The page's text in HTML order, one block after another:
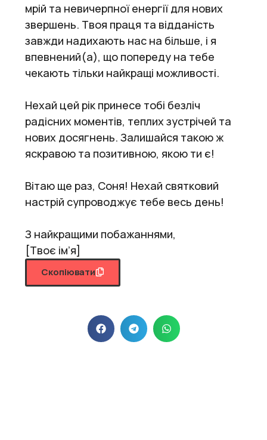
мрій та невичерпної енергії для нових
звершень. Твоя праця та відданість
завжди надихають нас на більше, і я
впевнений(а), що попереду на тебе
чекають тільки найкращі можливості.
Нехай цей рік принесе тобі безліч
радісних моментів, теплих зустрічей та
нових досягнень. Залишайся такою ж
яскравою та позитивною, якою ти є!
Вітаю ще раз, Соня! Нехай святковий
настрій супроводжує тебе весь день!
З найкращими побажаннями,
[Твоє ім’я]
Скопіювати